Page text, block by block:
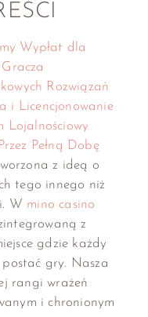
Wypłat dla
Rozwiązań
i Licencjonowanie
Lojalnościowy
Pełną Dobę
z ideą o
tego innego niż
W mino casino
z
gdzie każdy
gry. Nasza
rangi wrażeń
i chronionym